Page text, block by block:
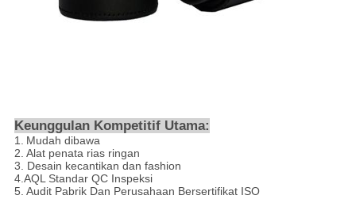
Keunggulan Kompetitif Utama:
1. Mudah dibawa
2. Alat penata rias ringan
3. Desain kecantikan dan fashion
4.AQL Standar QC Inspeksi
5. Audit Pabrik Dan Perusahaan Bersertifikat ISO